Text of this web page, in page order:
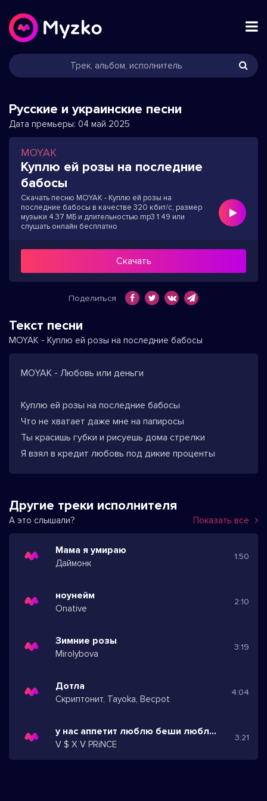
Русские и украинские песни
Дата премьеры: 04 май 2025
MOYAK
Куплю ей розы на последние
бабосы
Скачать песню MOYAK - Куплю ей розы на
последние бабосы в качестве 320 кбит/с, размер
музыки 4.37 МБ и длительностью mp3 1:49 или
слушать онлайн бесплатно
Скачать
Поделиться
Текст песни
MOYAK - Куплю ей розы на последние бабосы
MOYAK - Любовь или деньги
Куплю ей розы на последние бабосы
Что не хватает даже мне на папиросы
Ты красишь губки и рисуешь дома стрелки
Я взял в кредит любовь под дикие проценты
Другие треки исполнителя
А это слышали? Показать все
Мама я умираю
Даймонк
1:50
ноунейм
Onative
2:10
Зимние розы
Mirolybova
3:19
Дотла
Скриптонит, Tayoka, Becpot
4:04
у нас аппетит люблю беши люблю плов
V $ X V PRiNCE
3:21